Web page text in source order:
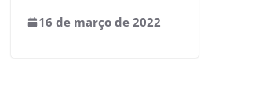
16 de março de 2022